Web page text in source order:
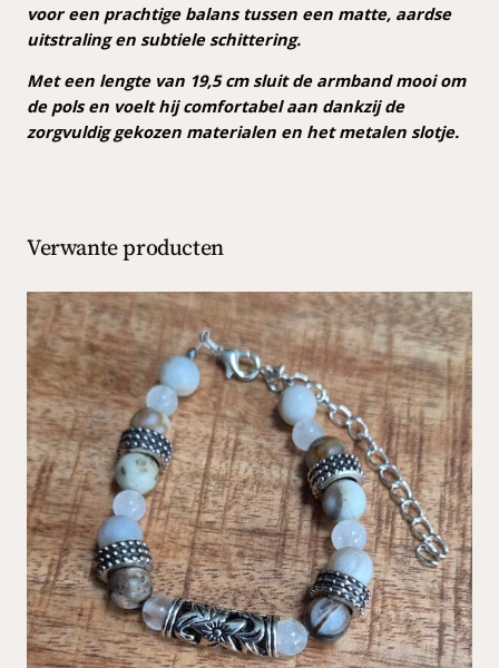
voor een prachtige balans tussen een matte, aardse
uitstraling en subtiele schittering.
Met een lengte van 19,5 cm sluit de armband mooi om
de pols en voelt hij comfortabel aan dankzij de
zorgvuldig gekozen materialen en het metalen slotje.
Verwante producten